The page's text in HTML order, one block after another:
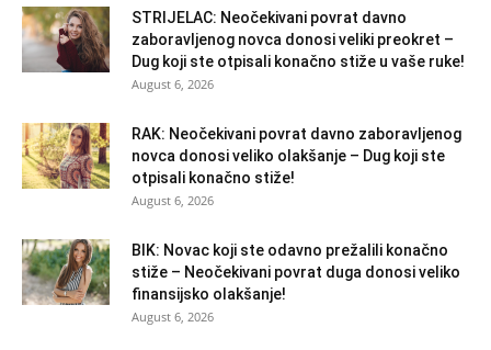
STRIJELAC: Neočekivani povrat davno
zaboravljenog novca donosi veliki preokret –
Dug koji ste otpisali konačno stiže u vaše ruke!
August 6, 2026
RAK: Neočekivani povrat davno zaboravljenog
novca donosi veliko olakšanje – Dug koji ste
otpisali konačno stiže!
August 6, 2026
BIK: Novac koji ste odavno prežalili konačno
stiže – Neočekivani povrat duga donosi veliko
finansijsko olakšanje!
August 6, 2026